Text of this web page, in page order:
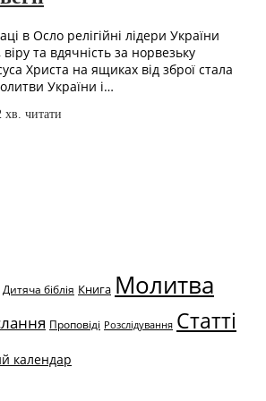
в Осло релігійні лідери України
та вдячність за норвезьку
Христа на ящиках від зброї стала
України і…
хв. читати
Дитяча біблія Книга Молитва
Проповіді Розслідування Статті
календар